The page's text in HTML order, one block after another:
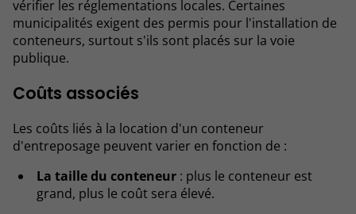
vérifier les réglementations locales. Certaines
municipalités exigent des permis pour l'installation de
conteneurs, surtout s'ils sont placés sur la voie
publique.
Coûts associés
Les coûts liés à la location d'un conteneur
d'entreposage peuvent varier en fonction de :
La taille du conteneur: plus le conteneur est
grand, plus le coût sera élevé.